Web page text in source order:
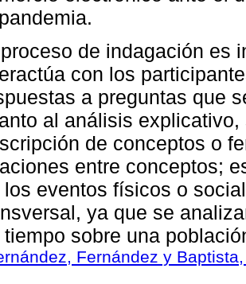
de indagación es
con los
a preguntas que
al análisis
de conceptos o
entre conceptos;
los eventos físicos o
ya que se
tiempo sobre una
Fernández y